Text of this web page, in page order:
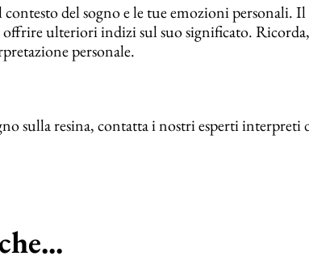
del sogno e le tue emozioni personali.
ulteriori indizi sul suo significato.
personale.
sulla resina, contatta i nostri esperti interpreti